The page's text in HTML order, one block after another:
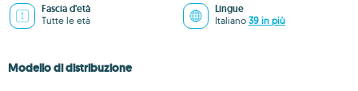
Fascia d'età
Tutte le età
Lingue
Italiano 39 in più
Modello di distribuzione